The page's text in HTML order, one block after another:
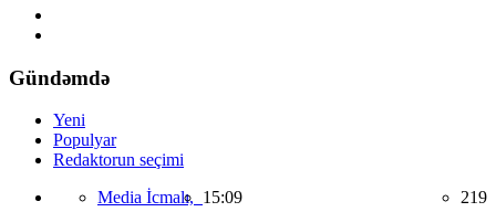
Gündəmdə
Yeni
Populyar
Redaktorun seçimi
Media İcmalı, 15:09 219